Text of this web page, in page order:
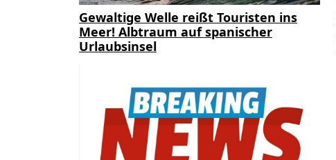
Gewaltige Welle reißt Touristen ins
Meer! Albtraum auf spanischer
Urlaubsinsel